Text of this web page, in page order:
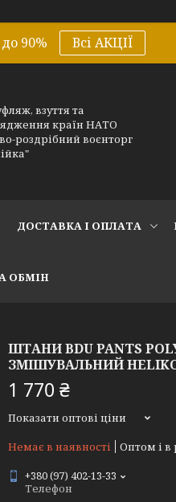
90% Всі АКЦІЇ
взуття та
країн НАТО
роздрібний воєнторг
ДОСТАВКА І ОПЛАТА
ОБМІН
ШТАНИ BDU PANTS
ЗМІШУВАЛЬНИЙ
1 770 ₴
Показати оптові ціни
Немає в наявності
Оптом і в
+380 (97) 402-13-33
Телефон